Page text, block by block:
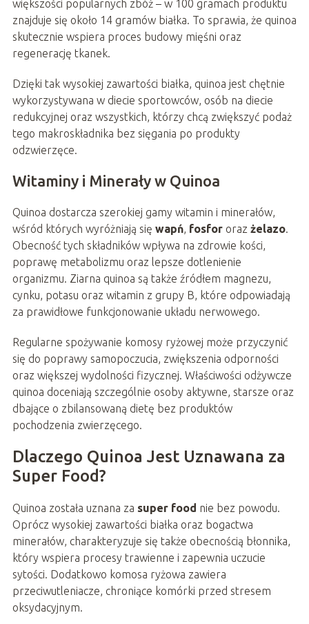
większości popularnych zbóż – w 100 gramach produktu
znajduje się około 14 gramów białka. To sprawia, że quinoa
skutecznie wspiera proces budowy mięśni oraz
regenerację tkanek.
Dzięki tak wysokiej zawartości białka, quinoa jest chętnie
wykorzystywana w diecie sportowców, osób na diecie
redukcyjnej oraz wszystkich, którzy chcą zwiększyć podaż
tego makroskładnika bez sięgania po produkty
odzwierzęce.
Witaminy i Minerały w Quinoa
Quinoa dostarcza szerokiej gamy witamin i minerałów,
wśród których wyróżniają się wapń, fosfororaz żelazo.
Obecność tych składników wpływa na zdrowie kości,
poprawę metabolizmu oraz lepsze dotlenienie
organizmu. Ziarna quinoa są także źródłem magnezu,
cynku, potasu oraz witamin z grupy B, które odpowiadają
za prawidłowe funkcjonowanie układu nerwowego.
Regularne spożywanie komosy ryżowej może przyczynić
się do poprawy samopoczucia, zwiększenia odporności
oraz większej wydolności fizycznej. Właściwości odżywcze
quinoa doceniają szczególnie osoby aktywne, starsze oraz
dbające o zbilansowaną dietę bez produktów
pochodzenia zwierzęcego.
Dlaczego Quinoa Jest Uznawana za
Super Food?
Quinoa została uznana za super food nie bez powodu.
Oprócz wysokiej zawartości białka oraz bogactwa
minerałów, charakteryzuje się także obecnością błonnika,
który wspiera procesy trawienne i zapewnia uczucie
sytości. Dodatkowo komosa ryżowa zawiera
przeciwutleniacze, chroniące komórki przed stresem
oksydacyjnym.